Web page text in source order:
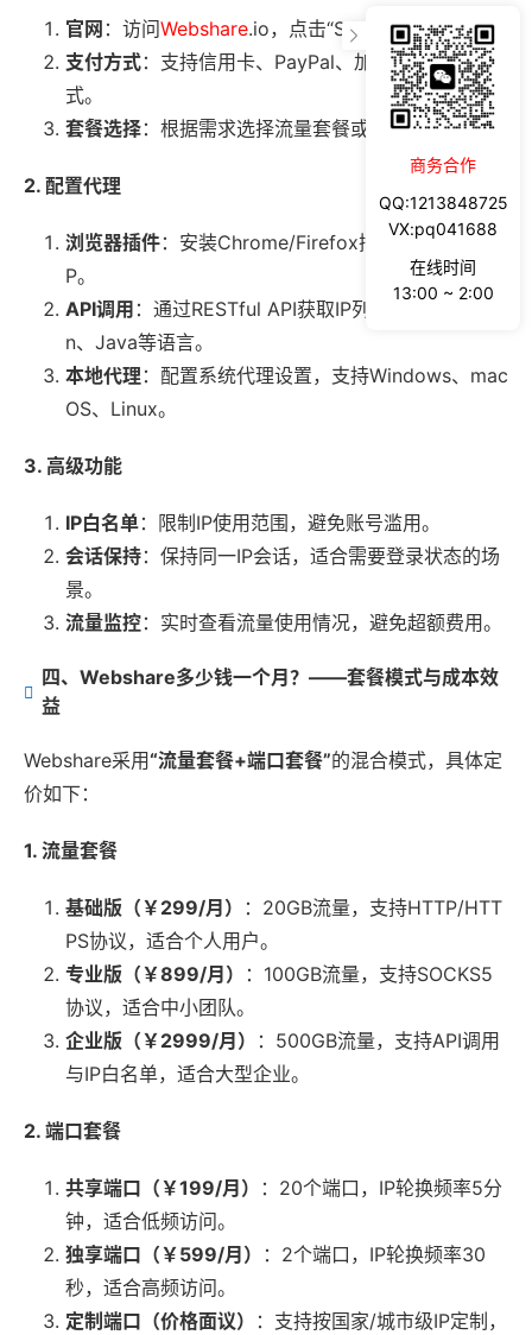
官网 ：访问Webshare.io，点击“Sign Up”按钮。
支付方式：支持信用卡、PayPal、加密货币等支付方
式。
套餐选择：根据需求选择流量套餐或端口套餐。
2. 配置代理
浏览器插件：安装Chrome/Firefox插件，一键切换I
P。
API调用 ：通过RESTful API获取IP列表，支持Pytho
n、Java等语言。
本地代理 ：配置系统代理设置，支持Windows、mac
OS、Linux。
3. 高级功能
IP白名单：限制IP使用范围，避免账号滥用。
会话保持：保持同一IP会话，适合需要登录状态的场
景。
流量监控：实时查看流量使用情况，避免超额费用。
四、Webshare多少钱一个月？——套餐模式与成本效
益
Webshare采用“流量套餐+端口套餐”的混合模式，具体定
价如下：
1. 流量套餐
基础版（￥299/月）
：20GB流量，支持HTTP/HTT
PS协议，适合个人用户。
专业版（￥899/月）
：100GB流量，支持SOCKS5
协议，适合中小团队。
企业版（￥2999/月）
：500GB流量，支持API调用
与IP白名单，适合大型企业。
2. 端口套餐
共享端口（￥199/月）
：20个端口，IP轮换频率5分
钟，适合低频访问。
独享端口（￥599/月）
：2个端口，IP轮换频率30
秒，适合高频访问。
定制端口（价格面议）
：支持按国家/城市级IP定制，
商务合作
QQ:1213848725
VX:pq041688
在线时间
13:00 ~ 2:00